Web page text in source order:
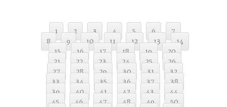
1 2 3 4 5 6
7
8
9 10 11 12 13
14
15
16 17 18 19
20
21
22 23 24 25
26
27
28 29 30 31
32
33
34 35 36 37
38
39
40 41 42 43
44
45
46 47 48 49
50